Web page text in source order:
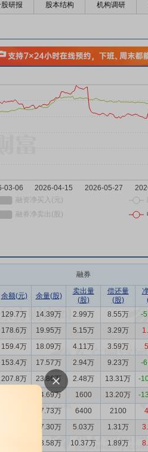
研报 股本结构 机构调研
融券
余额(元) 余量(股)
卖出量
(股)
偿还量
(股)
129.7万 14.39万 2.99万 8.55万 -
178.6万 19.95万 5.15万 3.29万
159.4万 18.09万 4.11万 3.59万
153.4万 17.57万 2.94万 9.23万 -
207.8万 23.86万 2.48万 13.31万 -
34.69万 1600 13.20万 -
47.73万 6400 2100
47.30万 5.03万 1.31万
43.58万 10.37万 1.89万